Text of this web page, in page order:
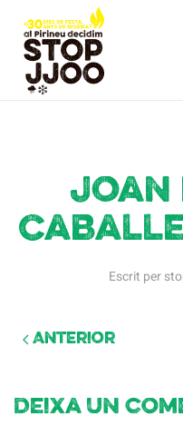
Joan
Escrit per
Anterior
Deixa un